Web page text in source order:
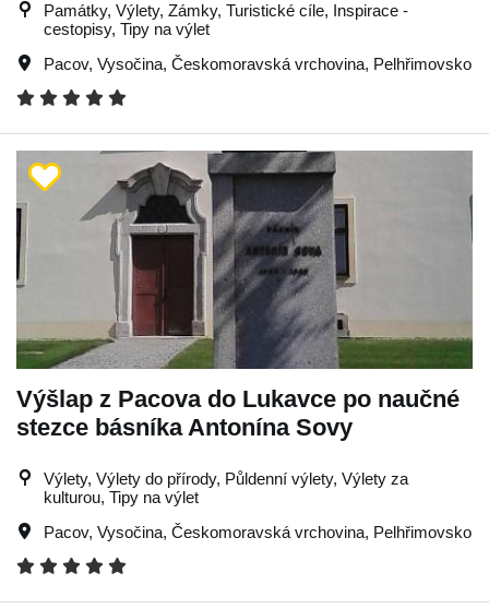
Památky, Výlety, Zámky, Turistické cíle, Inspirace -
cestopisy, Tipy na výlet
Pacov, Vysočina, Českomoravská vrchovina, Pelhřimovsko
Výšlap z Pacova do Lukavce po naučné
stezce básníka Antonína Sovy
Výlety, Výlety do přírody, Půldenní výlety, Výlety za
kulturou, Tipy na výlet
Pacov, Vysočina, Českomoravská vrchovina, Pelhřimovsko